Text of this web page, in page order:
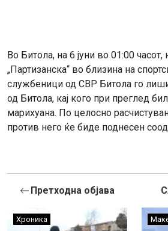
Во Битола, на 6 јуни во 01:00 часот,
„Партизанска“ во близина на
службеници од СВР Битола го
од Битола, кај кого при преглед
марихуана. По целосно
против него ќе биде поднесен
Претходна објава
Хроника